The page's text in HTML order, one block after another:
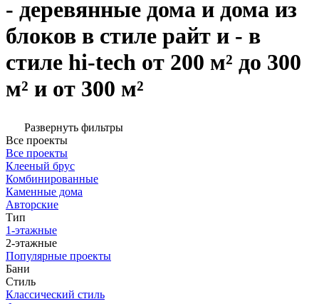
- деревянные дома и дома из
блоков в стиле райт и - в
стиле hi-tech от 200 м² до 300
м² и от 300 м²
Развернуть фильтры
Все проекты
Все проекты
Клееный брус
Комбинированные
Каменные дома
Авторские
Тип
1-этажные
2-этажные
Популярные проекты
Бани
Стиль
Классический стиль